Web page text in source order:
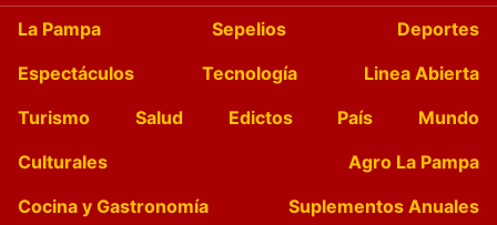
La Pampa Sepelios
Deportes
Espectáculos
Tecnología
Linea Abierta
Turismo
Salud Edictos País
Mundo
Culturales
Agro La Pampa
Cocina y Gastronomía
Suplementos Anuales